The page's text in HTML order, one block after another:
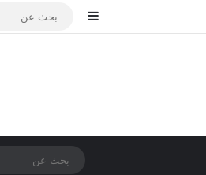
إضافة عمود جانبي